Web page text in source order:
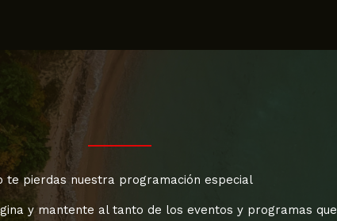
te pierdas nuestra programación especial
y mantente al tanto de los eventos y programas que